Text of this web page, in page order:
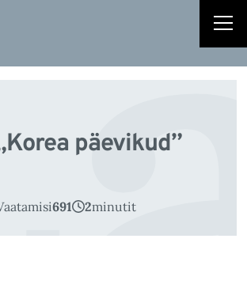
päevikud”
691 2minutit